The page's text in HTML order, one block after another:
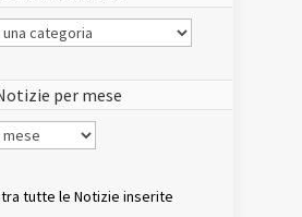
per mese
tutte le Notizie inserite